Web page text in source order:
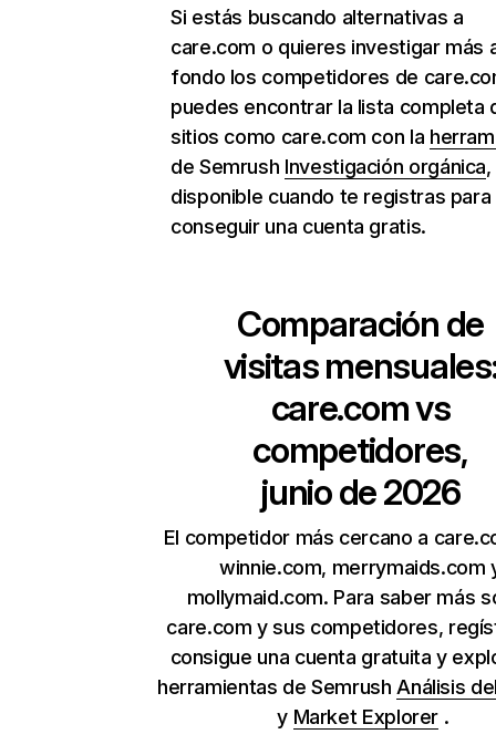
Si estás buscando alternativas a
care.com o quieres investigar más
fondo los competidores de
puedes encontrar la lista completa
sitios como care.com con la
de Semrush Investigación orgánica,
disponible cuando te registras para
conseguir una cuenta gratis.
Comparación de
visitas
care.comvs
competidores,
junio de 2026
El competidor más cercano a
winnie.com, merrymaids.com
mollymaid.com. Para saber más
care.com y sus competidores,
consigue una cuenta gratuita y
herramientas de Semrush Análisis
y Market Explorer .